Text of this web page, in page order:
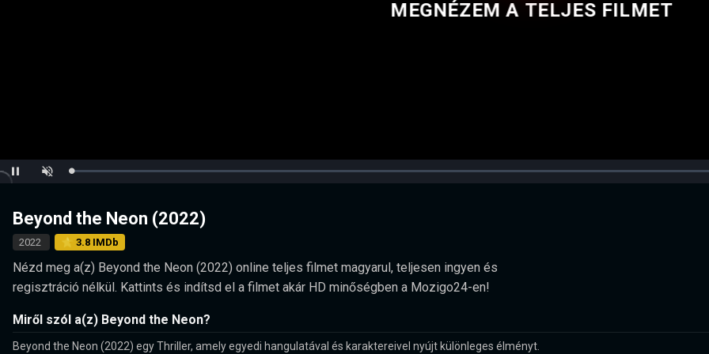
Pause UnmuteLoaded:
MEGNÉZEM A TELJES FILMET
Beyond the Neon (2022)
2022 ⭐ 3.8 IMDb
Nézd meg a(z) Beyond the Neon (2022) online teljes filmet magyarul, teljesen ingyen és
regisztráció nélkül. Kattints és indítsd el a filmet akár HD minőségben a Mozigo24-en!
Miről szól a(z) Beyond the Neon?
Beyond the Neon (2022) egy Thriller, amely egyedi hangulatával és karaktereivel nyújt különleges élményt.